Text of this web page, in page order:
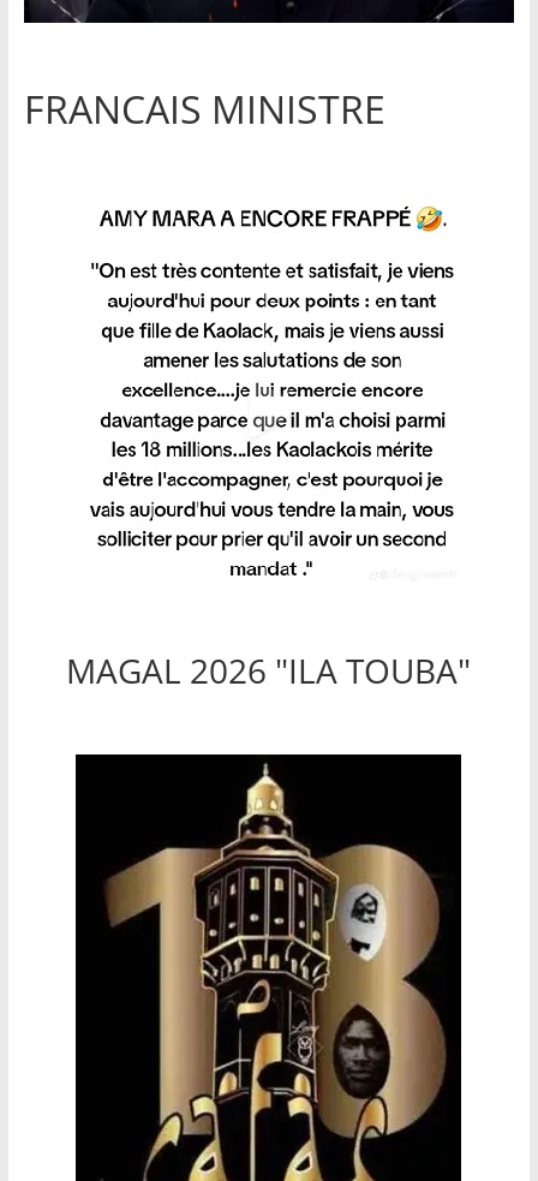
FRANCAIS MINISTRE
MAGAL 2026 "ILA TOUBA"